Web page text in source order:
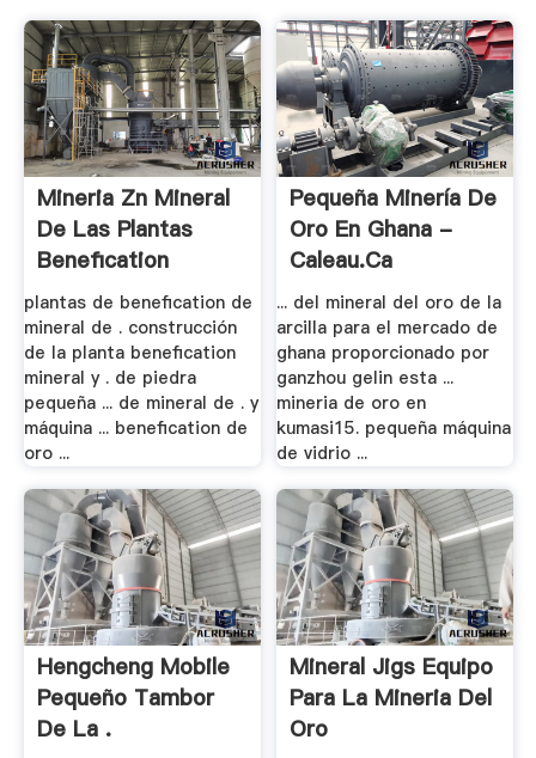
Mineria Zn Mineral
De Las Plantas
Benefication
plantas de benefication de
mineral de . construcción
de la planta benefication
mineral y . de piedra
pequeña ... de mineral de . y
máquina ... benefication de
oro ...
Pequeña Minería De
Oro En Ghana -
Caleau.ca
... del mineral del oro de la
arcilla para el mercado de
ghana proporcionado por
ganzhou gelin esta ...
mineria de oro en
kumasi15. pequeña máquina
de vidrio ...
Hengcheng Mobile
Pequeño Tambor
De La .
Mineral Jigs Equipo
Para La Mineria Del
Oro